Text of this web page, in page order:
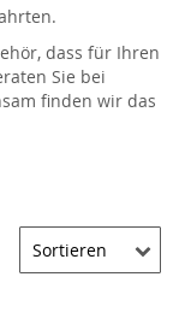
dass für Ihren
Sie bei
finden wir das